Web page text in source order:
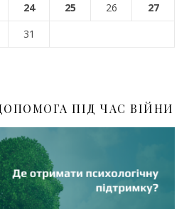
24 25 26
27
31
ПІД ЧАС ВІЙНИ